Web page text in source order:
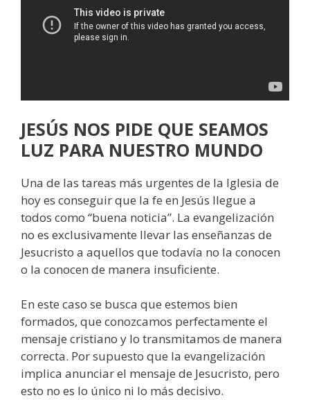
JESÚS NOS PIDE QUE SEAMOS
LUZ PARA NUESTRO MUNDO
Una de las tareas más urgentes de la Iglesia de
hoy es conseguir que la fe en Jesús llegue a
todos como “buena noticia”. La evangelización
no es exclusivamente llevar las enseñanzas de
Jesucristo a aquellos que todavía no la conocen
o la conocen de manera insuficiente.
En este caso se busca que estemos bien
formados, que conozcamos perfectamente el
mensaje cristiano y lo transmitamos de manera
correcta. Por supuesto que la evangelización
implica anunciar el mensaje de Jesucristo, pero
esto no es lo único ni lo más decisivo.